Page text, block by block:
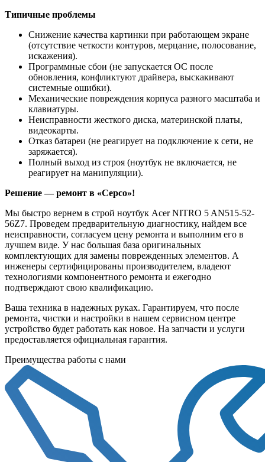
Типичные проблемы
Снижение качества картинки при работающем экране
(отсутствие четкости контуров, мерцание, полосование,
искажения).
Программные сбои (не запускается ОС после
обновления, конфликтуют драйвера, выскакивают
системные ошибки).
Механические повреждения корпуса разного масштаба и
клавиатуры.
Неисправности жесткого диска, материнской платы,
видеокарты.
Отказ батареи (не реагирует на подключение к сети, не
заряжается).
Полный выход из строя (ноутбук не включается, не
реагирует на манипуляции).
Решение — ремонт в «Серсо»!
Мы быстро вернем в строй ноутбук Acer NITRO 5 AN515-52-
56Z7. Проведем предварительную диагностику, найдем все
неисправности, согласуем цену ремонта и выполним его в
лучшем виде. У нас большая база оригинальных
комплектующих для замены поврежденных элементов. А
инженеры сертифицированы производителем, владеют
технологиями компонентного ремонта и ежегодно
подтверждают свою квалификацию.
Ваша техника в надежных руках. Гарантируем, что после
ремонта, чистки и настройки в нашем сервисном центре
устройство будет работать как новое. На запчасти и услуги
предоставляется официальная гарантия.
Преимущества работы с нами